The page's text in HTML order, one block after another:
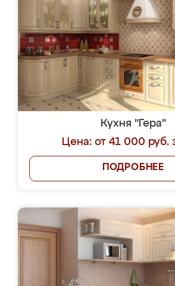
Кухня "Гера"
Цена: от 41 000 руб.
ПОДРОБНЕЕ